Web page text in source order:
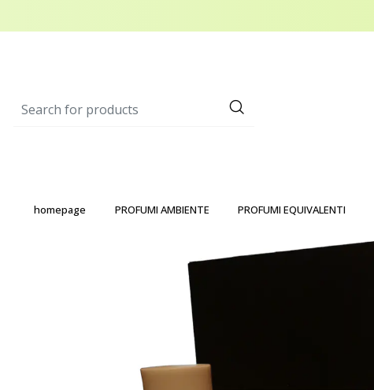
homepage PROFUMI AMBIENTE PROFUMI EQUIVALENTI